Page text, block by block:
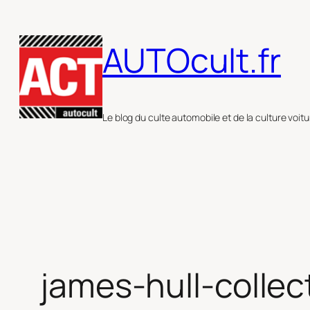
au
contenu
AUTOcult.fr
Le blog du culte automobile et de la culture
james-hull-